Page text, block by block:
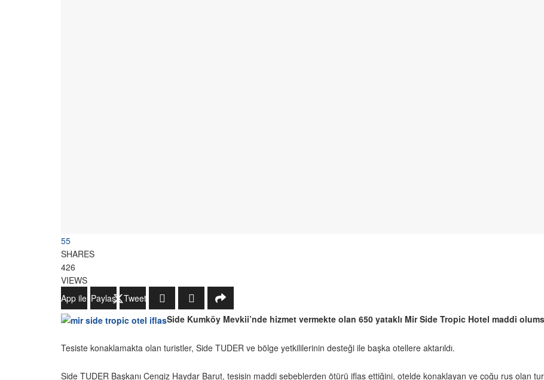
55
SHARES
426
VIEWS
WhatsApp ile Gönder
Paylaş
Tweetle
Side Kumköy Mevkii’nde hizmet vermekte olan 650 yataklı Mir Side Tropic Hotel maddi
Tesiste konaklamakta olan turistler, Side TUDER ve bölge yetkililerinin desteği ile başka otellere aktarıldı.
Side TUDER Başkanı Cengiz Haydar Barut, tesisin maddi sebeblerden ötürü iflas ettiğini, otelde konaklayan ve çoğu rus olan